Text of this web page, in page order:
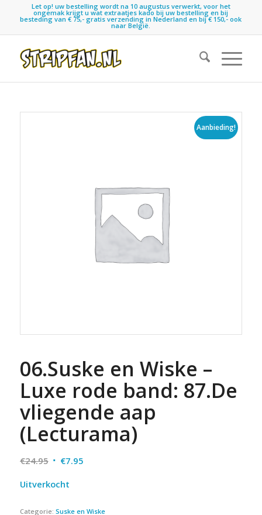
Let op! uw bestelling wordt na 10 augustus verwerkt, voor het
ongemak krijgt u wat extraatjes kado bij uw bestelling en bij
besteding van € 75,- gratis verzending in Nederland en bij € 150,- ook
naar België.
Aanbieding!
06.Suske en Wiske –
Luxe rode band: 87.De
vliegende aap
(Lecturama)
€24.95 Oorspronkelijke
was:
€7.95Huidige
Uitverkocht
Categorie: Suske en Wiske